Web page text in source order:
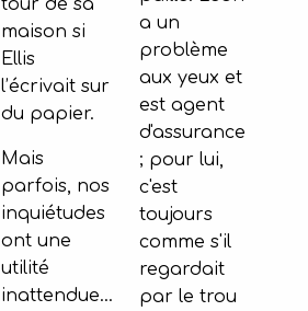
tour de sa
maison si
Ellis
l’écrivait sur
du papier.
Mais
parfois, nos
inquiétudes
ont une
utilité
inattendue…
a un
problème
aux yeux et
est agent
d'assurance
; pour lui,
c'est
toujours
comme s'il
regardait
par le trou